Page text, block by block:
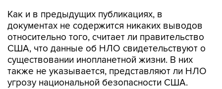
Как и в предыдущих публикациях, в
документах не содержится никаких выводов
относительно того, считает ли правительство
США, что данные об НЛО свидетельствуют о
существовании инопланетной жизни. В них
также не указывается, представляют ли НЛО
угрозу национальной безопасности США.